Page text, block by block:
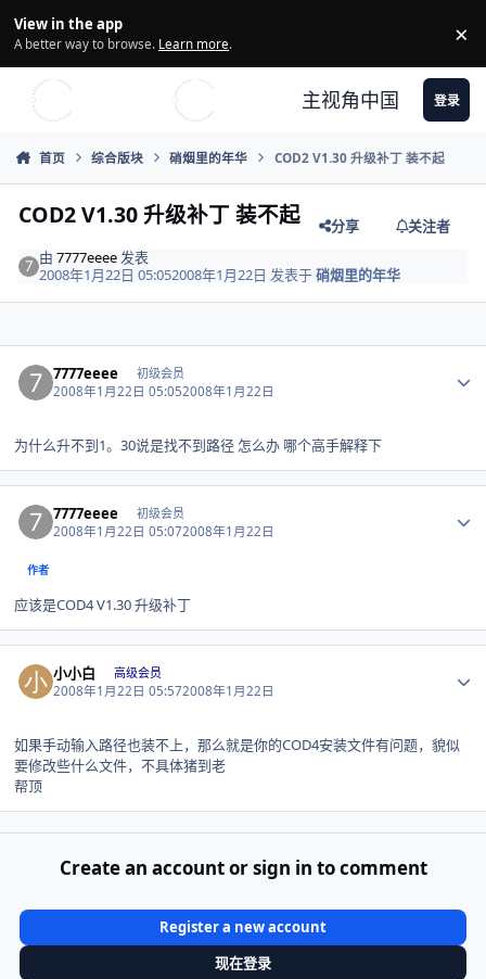
View in the app
A better way to browse. Learn more. ×
主视角中国 登录
首页 综合版块 硝烟里的年华 COD2 V1.30 升级补丁 装不起
COD2 V1.30 升级补丁 装不起 分享
关注者
由7777eeee 发表
2008年1月22日 05:052008年1月22日 发表于硝烟里的年华
7777eeee 初级会员
2008年1月22日 05:052008年1月22日
为什么升不到1。30说是找不到路径 怎么办 哪个高手解释下
7777eeee 初级会员
2008年1月22日 05:072008年1月22日
作者
应该是COD4 V1.30 升级补丁
小小白 高级会员
2008年1月22日 05:572008年1月22日
如果手动输入路径也装不上，那么就是你的COD4安装文件有问题，貌似
要修改些什么文件，不具体猪到老
帮顶
Create an account or sign in to comment
Register a new account
现在登录